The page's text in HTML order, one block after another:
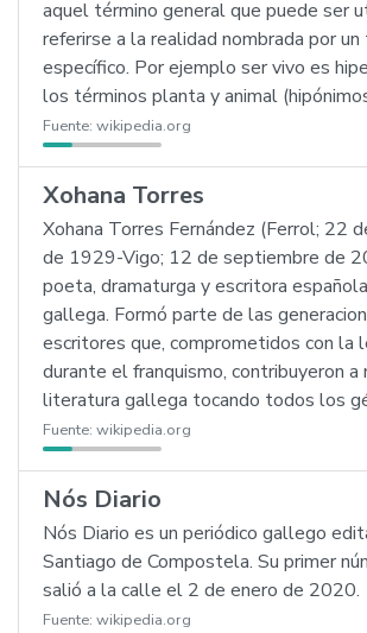
aquel término general que puede ser
referirse a la realidad nombrada por
específico. Por ejemplo ser vivo es
los términos planta y animal
Fuente: wikipedia.org
Xohana Torres
Xohana Torres Fernández (Ferrol; 22
de 1929-Vigo; 12 de septiembre de
poeta, dramaturga y escritora
gallega. Formó parte de las
escritores que, comprometidos con la
durante el franquismo, contribuyeron a
literatura gallega tocando todos los
Fuente: wikipedia.org
Nós Diario
Nós Diario es un periódico gallego
Santiago de Compostela. Su primer
salió a la calle el 2 de enero de 2020.
Fuente: wikipedia.org